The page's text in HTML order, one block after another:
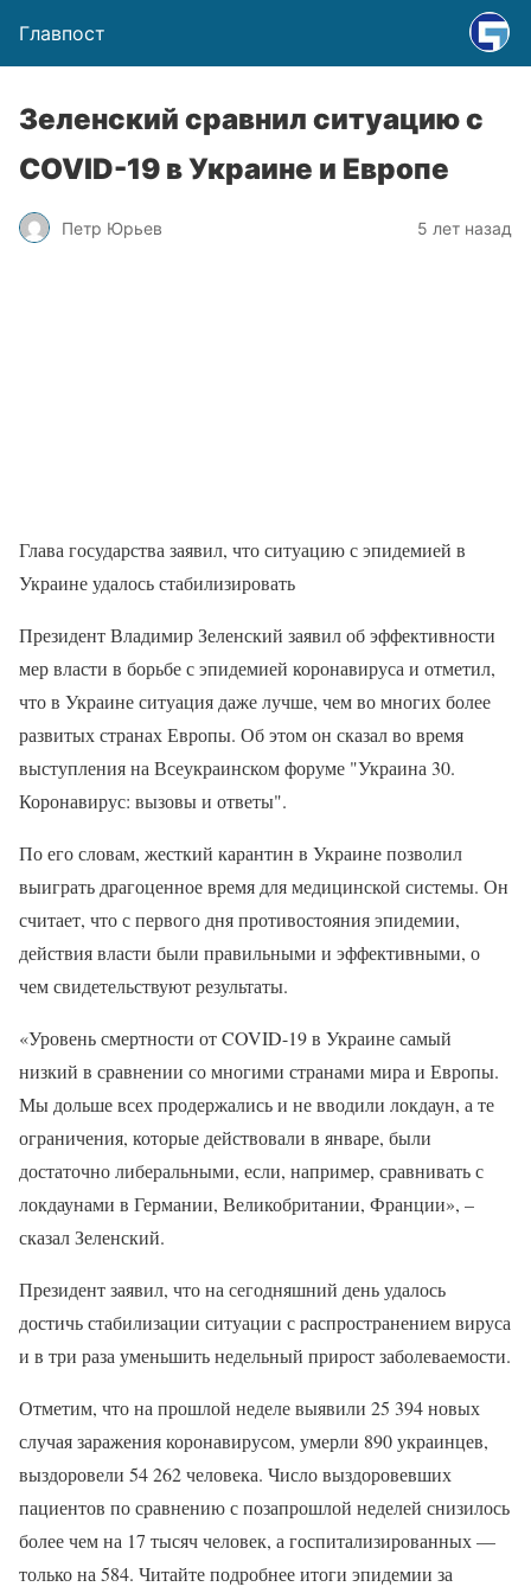
Главпост
Зеленский сравнил ситуацию с
COVID-19 в Украине и Европе
Петр Юрьев 5 лет назад
Глава государства заявил, что ситуацию с эпидемией в
Украине удалось стабилизировать
Президент Владимир Зеленский заявил об эффективности
мер власти в борьбе с эпидемией коронавируса и отметил,
что в Украине ситуация даже лучше, чем во многих более
развитых странах Европы. Об этом он сказал во время
выступления на Всеукраинском форуме "Украина 30.
Коронавирус: вызовы и ответы".
По его словам, жесткий карантин в Украине позволил
выиграть драгоценное время для медицинской системы. Он
считает, что с первого дня противостояния эпидемии,
действия власти были правильными и эффективными, о
чем свидетельствуют результаты.
«Уровень смертности от COVID-19 в Украине самый
низкий в сравнении со многими странами мира и Европы.
Мы дольше всех продержались и не вводили локдаун, а те
ограничения, которые действовали в январе, были
достаточно либеральными, если, например, сравнивать с
локдаунами в Германии, Великобритании, Франции», –
сказал Зеленский.
Президент заявил, что на сегодняшний день удалось
достичь стабилизации ситуации с распространением вируса
и в три раза уменьшить недельный прирост заболеваемости.
Отметим, что на прошлой неделе выявили 25 394 новых
случая заражения коронавирусом, умерли 890 украинцев,
выздоровели 54 262 человека. Число выздоровевших
пациентов по сравнению с позапрошлой неделей снизилось
более чем на 17 тысяч человек, а госпитализированных —
только на 584. Читайте подробнее итоги эпидемии за